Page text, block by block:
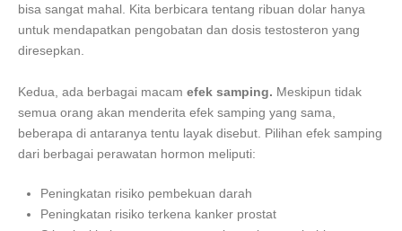
bisa sangat mahal. Kita berbicara tentang ribuan dolar hanya
untuk mendapatkan pengobatan dan dosis testosteron yang
diresepkan.
Kedua, ada berbagai macam efek samping. Meskipun tidak
semua orang akan menderita efek samping yang sama,
beberapa di antaranya tentu layak disebut. Pilihan efek samping
dari berbagai perawatan hormon meliputi:
Peningkatan risiko pembekuan darah
Peningkatan risiko terkena kanker prostat